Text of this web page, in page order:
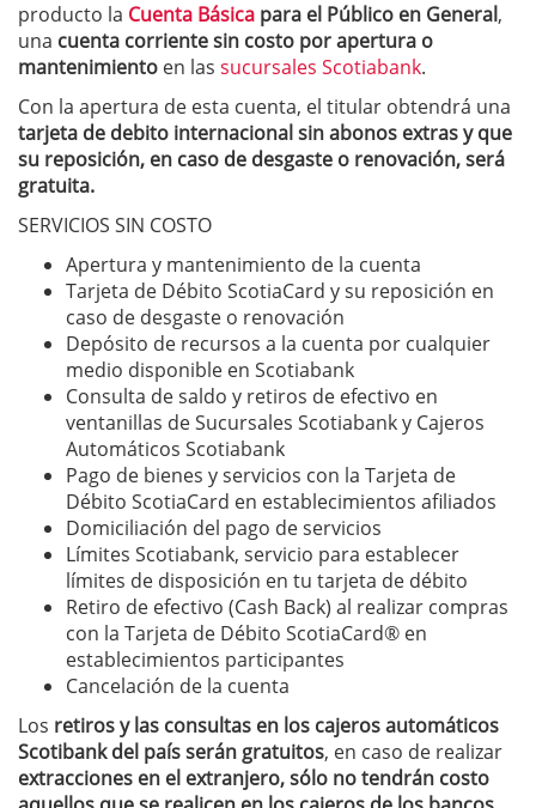
producto la Cuenta Básica para el Público en General,
una cuenta corriente sin costo por apertura o
mantenimiento en las sucursales Scotiabank.
Con la apertura de esta cuenta, el titular obtendrá una
tarjeta de debito internacional sin abonos extras y que
su reposición, en caso de desgaste o renovación, será
gratuita.
SERVICIOS SIN COSTO
Apertura y mantenimiento de la cuenta
Tarjeta de Débito ScotiaCard y su reposición en
caso de desgaste o renovación
Depósito de recursos a la cuenta por cualquier
medio disponible en Scotiabank
Consulta de saldo y retiros de efectivo en
ventanillas de Sucursales Scotiabank y Cajeros
Automáticos Scotiabank
Pago de bienes y servicios con la Tarjeta de
Débito ScotiaCard en establecimientos afiliados
Domiciliación del pago de servicios
Límites Scotiabank, servicio para establecer
límites de disposición en tu tarjeta de débito
Retiro de efectivo (Cash Back) al realizar compras
con la Tarjeta de Débito ScotiaCard® en
establecimientos participantes
Cancelación de la cuenta
Los retiros y las consultas en los cajeros automáticos
Scotibank del país serán gratuitos, en caso de realizar
extracciones en el extranjero, sólo no tendrán costo